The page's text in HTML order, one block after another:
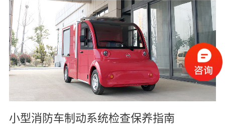
小型消防车制动系统检查保养指南